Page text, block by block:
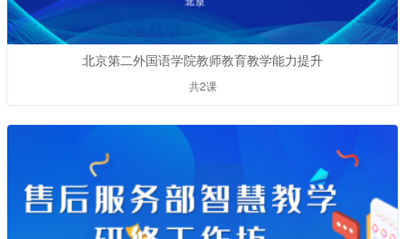
北京第二外国语学院教师教育教学能力提升
共2课